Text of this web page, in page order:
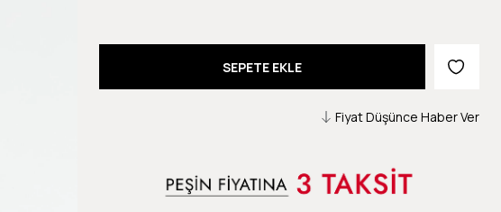
Fiyat Düşünce Haber Ver